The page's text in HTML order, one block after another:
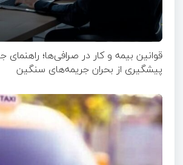
قوانین بیمه و کار در صرافی‌ها؛ راهنمای
پیشگیری از بحران جریمه‌های سنگین